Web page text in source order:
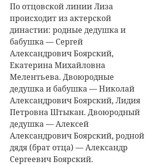
По отцовской линии Лиза
происходит из актерской
династии: родные дедушка и
бабушка — Сергей
Александрович Боярский,
Екатерина Михайловна
Мелентьева. Двоюродные
дедушка и бабушка — Николай
Александрович Боярский, Лидия
Петровна Штыкан. Двоюродный
дедушка — Алексей
Александрович Боярский, родной
дядя (брат отца) — Александр
Сергеевич Боярский.